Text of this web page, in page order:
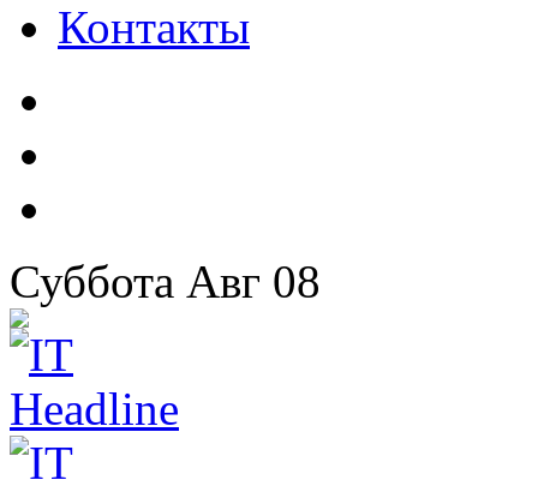
Контакты
Суббота Авг 08